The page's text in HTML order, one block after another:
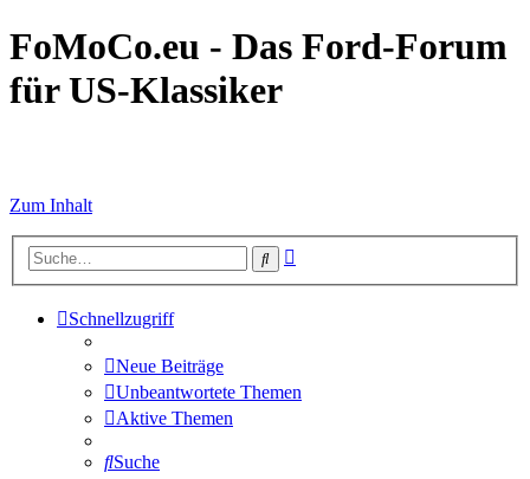
FoMoCo.eu - Das Ford-Forum
für US-Klassiker
Zum Inhalt
Suche
Schnellzugriff
Neue Beiträge
Unbeantwortete Themen
Aktive Themen
Suche